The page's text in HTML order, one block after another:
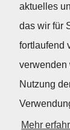
aktuelles
das wir für
fortlaufend
verwenden
Nutzung
Mehr